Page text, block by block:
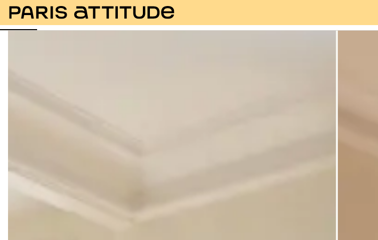
Fotos Beschreibung Ausstattung Zimmer